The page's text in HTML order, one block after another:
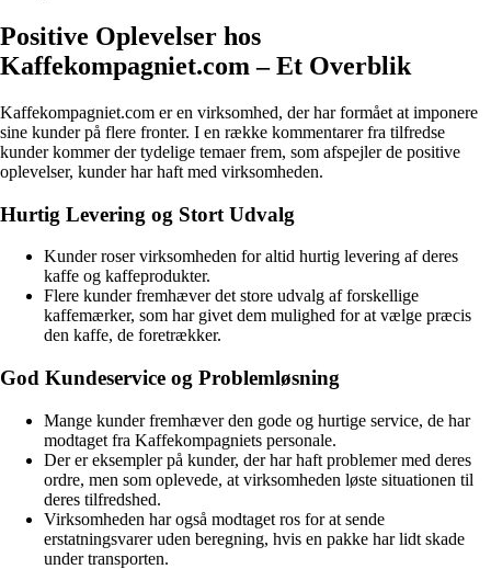
Positive Oplevelser hos
Kaffekompagniet.com – Et Overblik
Kaffekompagniet.com er en virksomhed, der har formået at imponere
sine kunder på flere fronter. I en række kommentarer fra tilfredse
kunder kommer der tydelige temaer frem, som afspejler de positive
oplevelser, kunder har haft med virksomheden.
Hurtig Levering og Stort Udvalg
Kunder roser virksomheden for altid hurtig levering af deres
kaffe og kaffeprodukter.
Flere kunder fremhæver det store udvalg af forskellige
kaffemærker, som har givet dem mulighed for at vælge præcis
den kaffe, de foretrækker.
God Kundeservice og Problemløsning
Mange kunder fremhæver den gode og hurtige service, de har
modtaget fra Kaffekompagniets personale.
Der er eksempler på kunder, der har haft problemer med deres
ordre, men som oplevede, at virksomheden løste situationen til
deres tilfredshed.
Virksomheden har også modtaget ros for at sende
erstatningsvarer uden beregning, hvis en pakke har lidt skade
under transporten.